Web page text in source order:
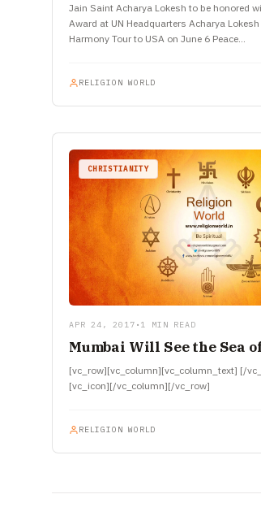
Jain Saint Acharya Lokesh to be honored
Award at UN Headquarters Acharya
Harmony Tour to USA on June 6 Peace…
RELIGION WORLD
CHRISTIANITY
APR 24, 2017 • 1 MIN READ
Mumbai Will See the Sea
[vc_row][vc_column][vc_column_text] [/
[vc_icon][/vc_column][/vc_row]
RELIGION WORLD